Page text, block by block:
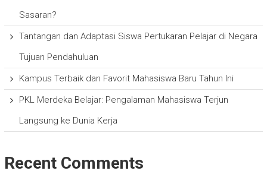
Sasaran?
Tantangan dan Adaptasi Siswa Pertukaran Pelajar di Negara
Tujuan Pendahuluan
Kampus Terbaik dan Favorit Mahasiswa Baru Tahun Ini
PKL Merdeka Belajar: Pengalaman Mahasiswa Terjun
Langsung ke Dunia Kerja
Recent Comments